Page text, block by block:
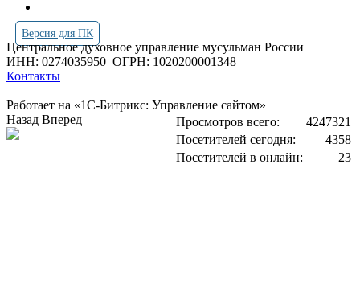
Версия для ПК
Центральное духовное управление мусульман России
ИНН: 0274035950 ОГРН: 1020200001348
Контакты
Работает на «1С-Битрикс: Управление сайтом»
Просмотров всего:
4247321
Посетителей сегодня:
4358
Посетителей в онлайн:
23
Назад Вперед